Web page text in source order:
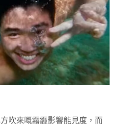
吹來嘅霧霾影響能見度，而